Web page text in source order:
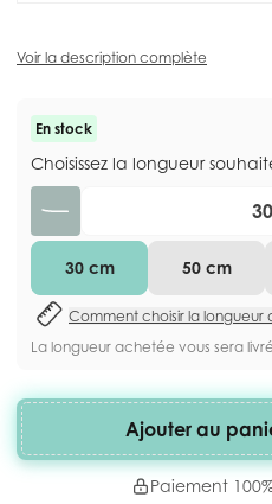
Voir la description complète
En stock
Choisissez la longueur
30 cm 50 cm
Comment choisir la longueur
La longueur achetée vous sera
Ajouter au
Paiement